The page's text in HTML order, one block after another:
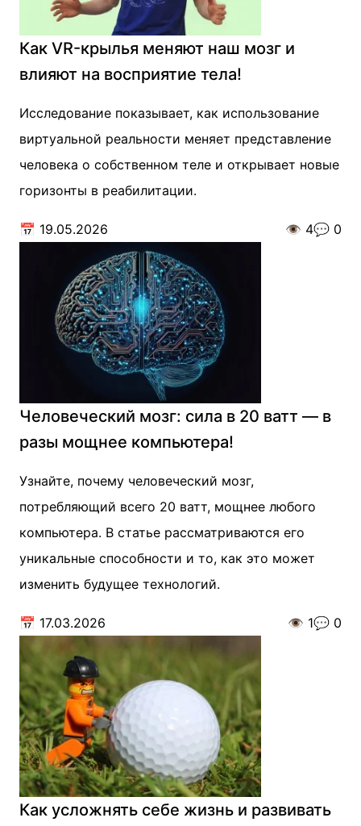
Как VR-крылья меняют наш мозг и
влияют на восприятие тела!
Исследование показывает, как использование
виртуальной реальности меняет представление
человека о собственном теле и открывает новые
горизонты в реабилитации.
📅 19.05.2026 👁️ 4💬 0
Человеческий мозг: сила в 20 ватт — в
разы мощнее компьютера!
Узнайте, почему человеческий мозг,
потребляющий всего 20 ватт, мощнее любого
компьютера. В статье рассматриваются его
уникальные способности и то, как это может
изменить будущее технологий.
📅 17.03.2026 👁️ 1💬 0
Как усложнять себе жизнь и развивать